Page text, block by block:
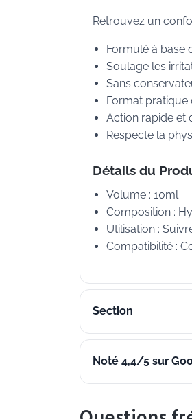
Retrouvez un
Formulé à base
Soulage les
Sans
Format pratique
Action rapide et
Respecte la
Détails du
Volume : 10ml
Composition :
Utilisation :
Compatibilité :
Section
Noté 4,4/5 sur